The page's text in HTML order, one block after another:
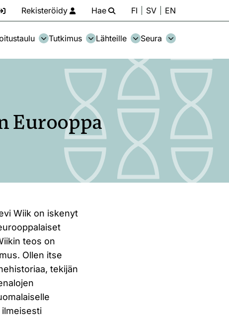
Rekisteröidy Hae FI SV EN
Tutkimus Lähteille Seura
Eurooppa
Wiik on iskenyt
teos on
Ollen itse
tekijän
ilmeisesti